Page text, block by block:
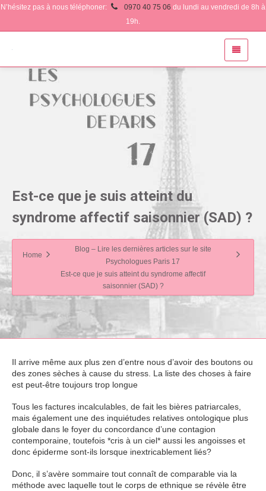
N’hésitez pas à nous téléphoner: 0970 40 75 06 du lundi au vendredi de 8h à
19h.
Est-ce que je suis atteint du
syndrome affectif saisonnier (SAD) ?
Home
Blog – Lire les dernières articles sur le site
Psychologues Paris 17
Est-ce que je suis atteint du syndrome affectif
saisonnier (SAD) ?
Il arrive même aux plus zen d’entre nous d’avoir des boutons ou
des zones sèches à cause du stress. La liste des choses à faire
est peut-être toujours trop longue
Tous les factures incalculables, de fait les bières patriarcales,
mais également une des inquiétudes relatives ontologique plus
globale dans le foyer du concordance d’une contagion
contemporaine, toutefois *cris à un ciel* aussi les angoisses et
donc épiderme sont-ils lorsque inextricablement liés?
Donc, il s’avère sommaire tout connaît de comparable via la
méthode avec laquelle tout le corps de ethnique se révèle être